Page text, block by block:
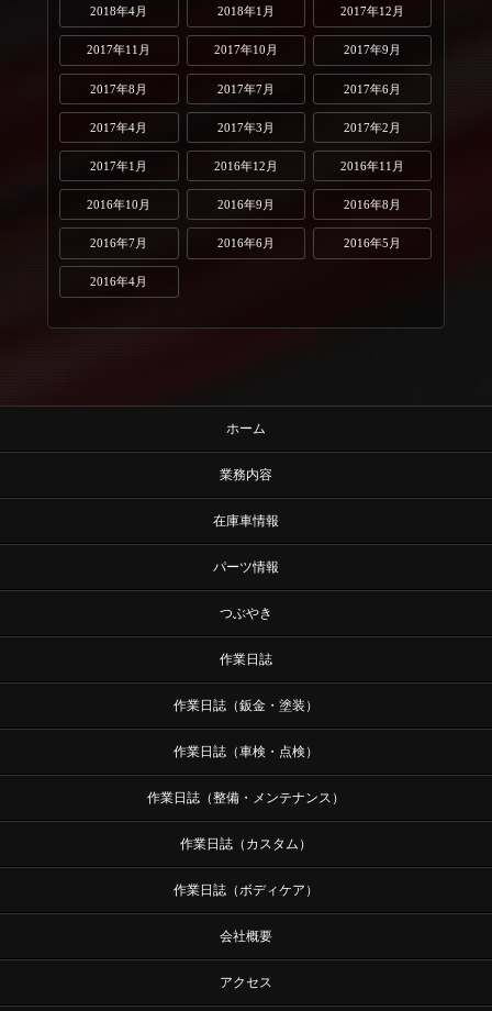
2018年4月 2018年1月 2017年12月
2017年11月 2017年10月 2017年9月
2017年8月 2017年7月 2017年6月
2017年4月 2017年3月 2017年2月
2017年1月 2016年12月 2016年11月
2016年10月 2016年9月 2016年8月
2016年7月 2016年6月 2016年5月
2016年4月
ホーム
業務内容
在庫車情報
パーツ情報
つぶやき
作業日誌
作業日誌（鈑金・塗装）
作業日誌（車検・点検）
作業日誌（整備・メンテナンス）
作業日誌（カスタム）
作業日誌（ボディケア）
会社概要
アクセス